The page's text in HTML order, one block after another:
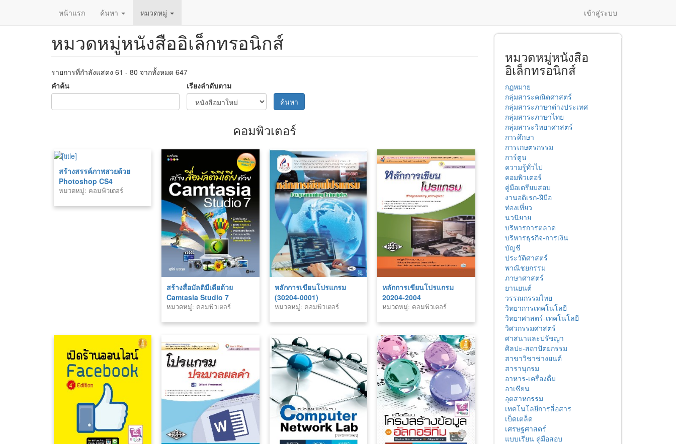
หน้าแรก ค้นหา หมวดหมู่ เข้าสู่ระบบ
หมวดหมู่หนังสืออิเล็กทรอนิกส์
รายการที่กำลังแสดง 61 - 80 จากทั้งหมด 647
คำค้น
เรียงลำดับตาม
ค้นหา
คอมพิวเตอร์
สร้างสรรค์ภาพสวยด้วย
Photoshop CS4
หมวดหมู่: คอมพิวเตอร์
สร้างสื่อมัลติมีเดียด้วย
Camtasia Studio 7
หมวดหมู่: คอมพิวเตอร์
หลักการเขียนโปรแกรม
(30204-0001)
หมวดหมู่: คอมพิวเตอร์
หลักการเขียนโปรแกรม
20204-2004
หมวดหมู่: คอมพิวเตอร์
หมวดหมู่หนังสือ
อิเล็กทรอนิกส์
กฏหมาย
กลุ่มสาระคณิตศาสตร์
กลุ่มสาระภาษาต่างประเทศ
กลุ่มสาระภาษาไทย
กลุ่มสาระวิทยาศาสตร์
การศึกษา
การเกษตรกรรม
การ์ตูน
ความรู้ทั่วไป
คอมพิวเตอร์
คู่มือเตรียมสอบ
งานอดิเรก-ฝีมือ
ท่องเที่ยว
นวนิยาย
บริหารการตลาด
บริหารธุรกิจ-การเงิน
บัญชี
ประวัติศาสตร์
พาณิชยกรรม
ภาษาศาสตร์
ยานยนต์
วรรณกรรมไทย
วิทยาการเทคโนโลยี
วิทยาศาสตร์-เทคโนโลยี
วิศวกรรมศาสตร์
ศาสนาและปรัชญา
ศิลปะ-สถาปัตยกรรม
สาขาวิชาช่างยนต์
สารานุกรม
อาหาร-เครื่องดื่ม
อาเซียน
อุตสาหกรรม
เทคโนโลยีการสื่อสาร
เบ็ดเตล็ด
เศรษฐศาสตร์
แบบเรียน คู่มือสอบ